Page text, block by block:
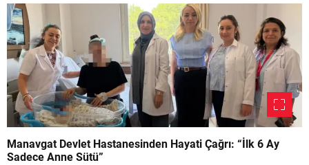
Manavgat Devlet Hastanesinden Hayati Çağrı: “İlk 6 Ay
Sadece Anne Sütü”